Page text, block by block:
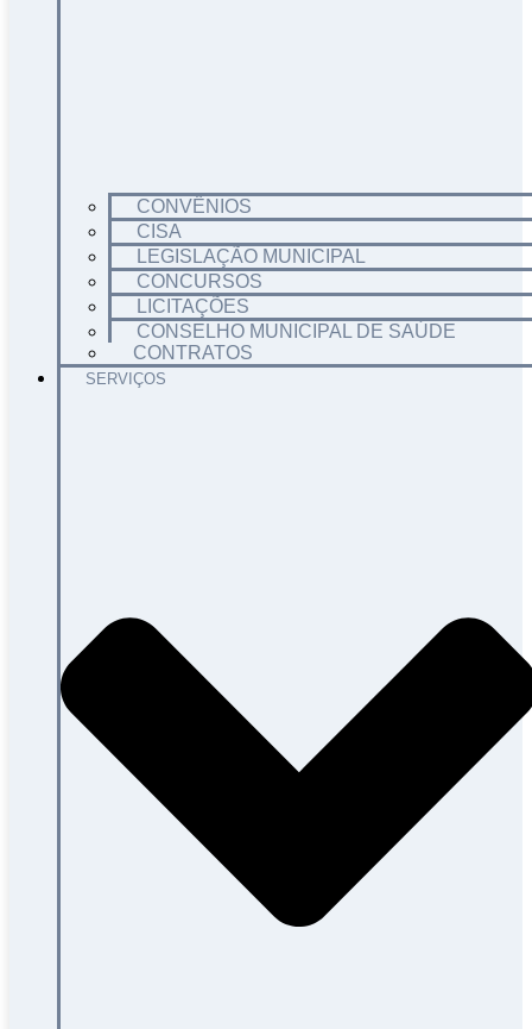
CONVÊNIOS
CISA
LEGISLAÇÃO MUNICIPAL
CONCURSOS
LICITAÇÕES
CONSELHO MUNICIPAL DE SAÚDE
CONTRATOS
SERVIÇOS